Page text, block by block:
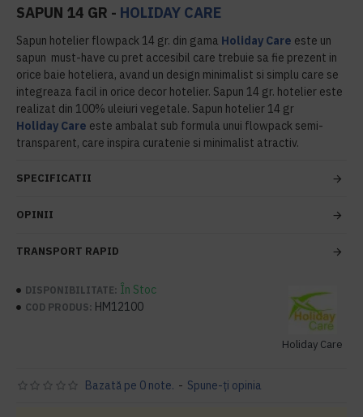
SAPUN 14 GR - HOLIDAY CARE
Sapun hotelier flowpack 14 gr. din gama Holiday Care este un
sapun must-have cu pret accesibil care trebuie sa fie prezent in
orice baie hoteliera, avand un design minimalist si simplu care se
integreaza facil in orice decor hotelier. Sapun 14 gr. hotelier este
realizat din 100% uleiuri vegetale. Sapun hotelier 14 gr
Holiday Care este ambalat sub formula unui flowpack semi-
transparent, care inspira curatenie si minimalist atractiv.
SPECIFICATII
OPINII
TRANSPORT RAPID
DISPONIBILITATE: În Stoc
COD PRODUS: HM12100
Holiday Care
Bazată pe 0 note. - Spune-ţi opinia